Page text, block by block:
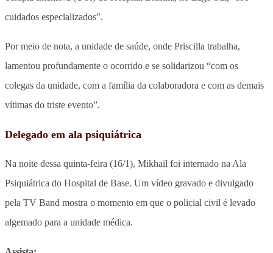
cuidados especializados”.
Por meio de nota, a unidade de saúde, onde Priscilla trabalha,
lamentou profundamente o ocorrido e se solidarizou “com os
colegas da unidade, com a família da colaboradora e com as demais
vítimas do triste evento”.
Delegado em ala psiquiátrica
Na noite dessa quinta-feira (16/1), Mikhail foi internado na Ala
Psiquiátrica do Hospital de Base. Um vídeo gravado e divulgado
pela TV Band mostra o momento em que o policial civil é levado
algemado para a unidade médica.